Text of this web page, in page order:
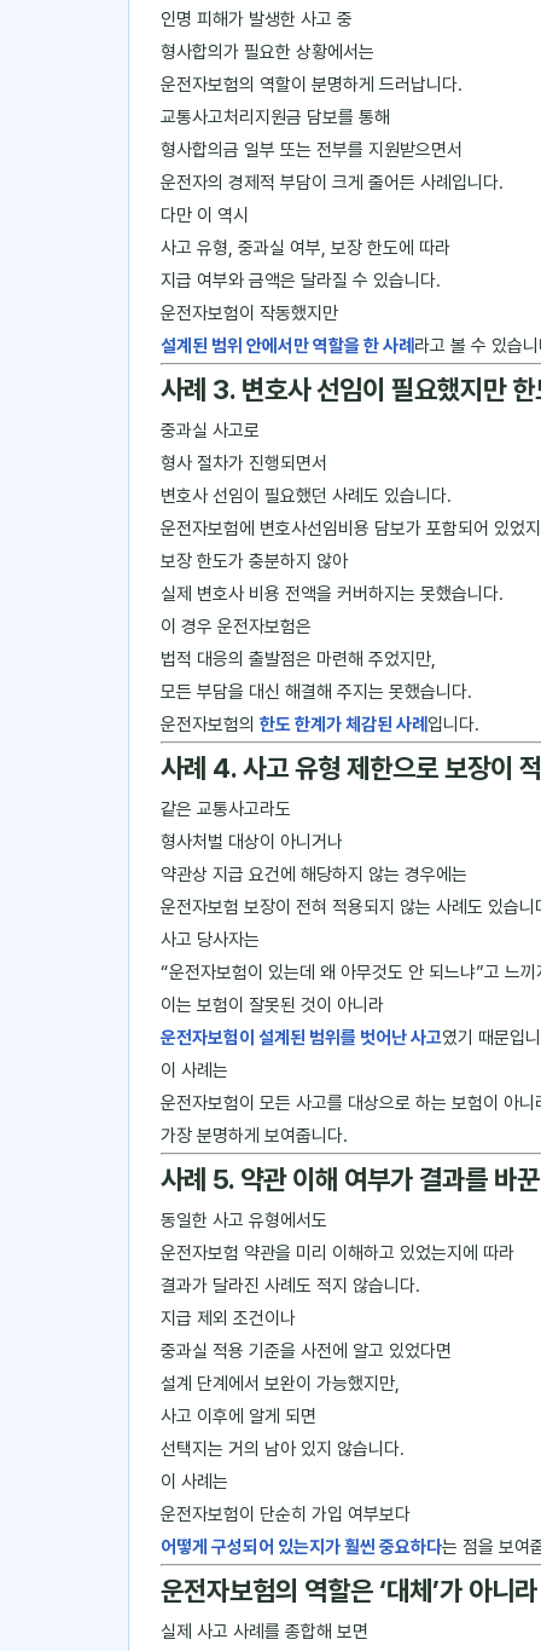
인명 피해가 발생한 사고 중
형사합의가 필요한 상황에서는
운전자보험의 역할이 분명하게 드러납니다.
교통사고처리지원금 담보를 통해
형사합의금 일부 또는 전부를 지원받으면서
운전자의 경제적 부담이 크게 줄어든 사례입니다.
다만 이 역시
사고 유형, 중과실 여부, 보장 한도에 따라
지급 여부와 금액은 달라질 수 있습니다.
운전자보험이 작동했지만
설계된 범위 안에서만 역할을 한 사례 라고 볼 수 있습
사례 3. 변호사 선임이 필요했지만
중과실 사고로
형사 절차가 진행되면서
변호사 선임이 필요했던 사례도 있습니다.
운전자보험에 변호사선임비용 담보가 포함되어 있었
보장 한도가 충분하지 않아
실제 변호사 비용 전액을 커버하지는 못했습니다.
이 경우 운전자보험은
법적 대응의 출발점은 마련해 주었지만,
모든 부담을 대신 해결해 주지는 못했습니다.
운전자보험의 한도 한계가 체감된 사례 입니다.
사례 4. 사고 유형 제한으로 보장이
같은 교통사고라도
형사처벌 대상이 아니거나
약관상 지급 요건에 해당하지 않는 경우에는
운전자보험 보장이 전혀 적용되지 않는 사례도 있습니
사고 당사자는
“운전자보험이 있는데 왜 아무것도 안 되느냐”고 느끼
이는 보험이 잘못된 것이 아니라
운전자보험이 설계된 범위를 벗어난 사고였기 때문입
이 사례는
운전자보험이 모든 사고를 대상으로 하는 보험이 아니
가장 분명하게 보여줍니다.
사례 5. 약관 이해 여부가 결과를 바
동일한 사고 유형에서도
운전자보험 약관을 미리 이해하고 있었는지에 따라
결과가 달라진 사례도 적지 않습니다.
지급 제외 조건이나
중과실 적용 기준을 사전에 알고 있었다면
설계 단계에서 보완이 가능했지만,
사고 이후에 알게 되면
선택지는 거의 남아 있지 않습니다.
이 사례는
운전자보험이 단순히 가입 여부보다
어떻게 구성되어 있는지가 훨씬 중요하다는 점을 보여
운전자보험의 역할은 ‘대체’가 아니
실제 사고 사례를 종합해 보면